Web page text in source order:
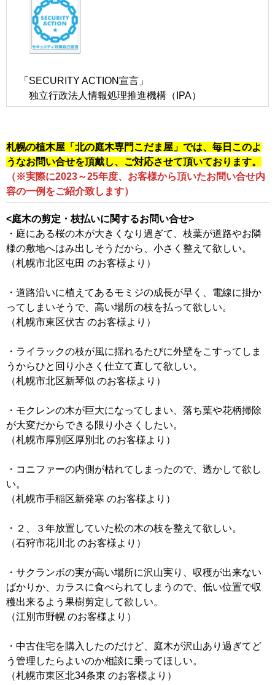
「SECURITY ACTION宣言」
独立行政法人情報処理推進機構（IPA）
札幌の植木屋「北の庭木専門こだま屋」では、毎日このよ
うなお問い合せを頂戴し、ご対応させて頂いております。
（※実際に2023～25年度、お客様から頂いたお問い合せ内
容の一例をご紹介致します）
<庭木の剪定・枝払いに関するお問い合せ>
・庭にある桜の木が大きくなり過ぎて、枝葉が道路やお隣
様の敷地へはみ出しそうだから、小さく整えて欲しい。
（札幌市北区屯田 のお客様より）
・道路沿いに植えてあるモミジの成長が早く、電線に掛か
ってしまいそうで、高い場所の枝を払って欲しい。
（札幌市東区伏古 のお客様より）
・ライラックの枝が風に揺れるたびに外壁をこすってしま
うからひと回り小さく仕立て直して欲しい。
（札幌市北区新琴似 のお客様より）
・モクレンの木が巨大になってしまい、落ち葉や花柄掃除
が大変だからできる限り小さくしたい。
（札幌市厚別区厚別北 のお客様より）
・コニファーの内側が枯れてしまったので、透かして欲し
い。
（札幌市手稲区新発寒 のお客様より）
・２、３年放置していた松の木の枝を整えて欲しい。
（石狩市花川北 のお客様より）
・サクランボの実が高い場所に沢山実り、収穫が出来ない
ばかりか、カラスに食べられてしまうので、低い位置で収
穫出来るよう果樹剪定して欲しい。
（江別市野幌 のお客様より）
・中古住宅を購入したのだけど、庭木が沢山あり過ぎてど
う管理したらよいのか相談に乗ってほしい。
（札幌市東区北34条東 のお客様より）